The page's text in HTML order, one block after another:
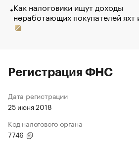
Как налоговики ищут доходы
неработающих покупателей яхт
Регистрация ФНС
Дата регистрации
25 июня 2018
Код налогового органа
7746